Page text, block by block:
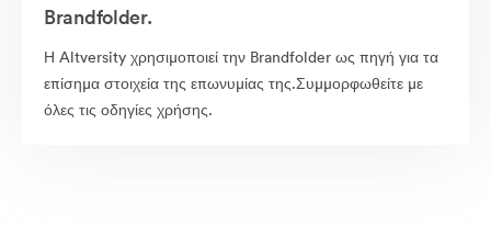
Brandfolder.
Η Altversity χρησιμοποιεί την Brandfolder ως πηγή για τα
επίσημα στοιχεία της επωνυμίας της.Συμμορφωθείτε με
όλες τις οδηγίες χρήσης.